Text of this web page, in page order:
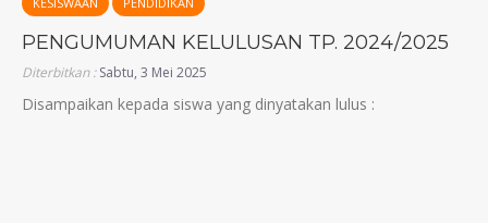
PENGUMUMAN KELULUSAN TP. 2024/2025
Diterbitkan :Sabtu, 3 Mei 2025
Disampaikan kepada siswa yang dinyatakan lulus :